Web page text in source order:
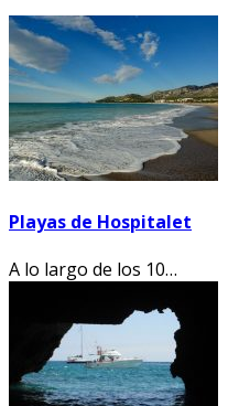
Playas de Hospitalet
A lo largo de los 10…